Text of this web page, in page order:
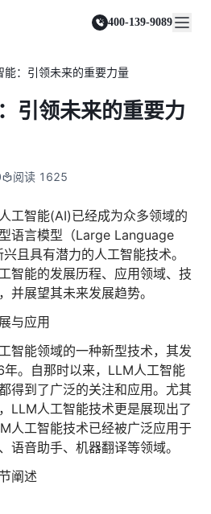
400-139-9089
据运营 | 仓储管理
层减负 | 优化营商
项一卷 | 智慧人力
流监控 | 风险监测
动立案 | 流程智动
能实训 | 课程共创
动存单 | 智能审计
能：引领未来的重要力量
引领未来的重要力
阅读 1625
工智能(AI)已经成为众多领域的
语言模型（Large Language
且具有潜力的人工智能技术。
智能的发展历程、应用领域、技
并展望其未来发展趋势。
与应用
智能领域的一种新型技术，其发
。自那时以来，LLM人工智能
得到了广泛的关注和应用。尤其
LLM人工智能技术更是展现出了
人工智能技术已经被广泛应用于
语音助手、机器翻译等领域。
阐述